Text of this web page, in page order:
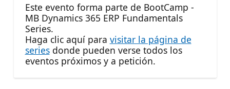
Este evento forma parte de BootCamp -
MB Dynamics 365 ERP Fundamentals
Series.
Haga clic aquí para visitar la página de
seriesdonde pueden verse todos los
eventos próximos y a petición.